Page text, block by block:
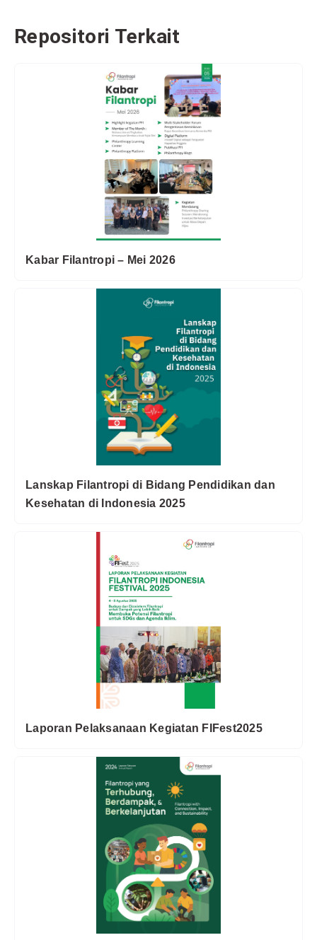
Repositori Terkait
Kabar Filantropi – Mei 2026
Lanskap Filantropi di Bidang Pendidikan dan
Kesehatan di Indonesia 2025
Laporan Pelaksanaan Kegiatan FIFest2025